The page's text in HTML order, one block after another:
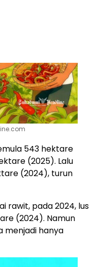
543 hektare
(2025). Lalu
(2024), turun
rawit, pada 2024, lus
(2024). Namun
menjadi hanya